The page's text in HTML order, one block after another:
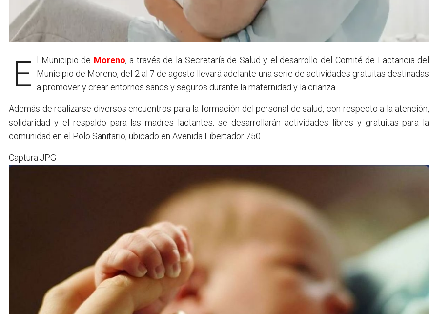
El Municipio de Moreno, a través de la Secretaría de Salud y el desarrollo del Comité de Lactancia del
Municipio de Moreno, del 2 al 7 de agosto llevará adelante una serie de actividades gratuitas destinadas
a promover y crear entornos sanos y seguros durante la maternidad y la crianza.
Además de realizarse diversos encuentros para la formación del personal de salud, con respecto a la atención,
solidaridad y el respaldo para las madres lactantes, se desarrollarán actividades libres y gratuitas para la
comunidad en el Polo Sanitario, ubicado en Avenida Libertador 750.
Captura.JPG